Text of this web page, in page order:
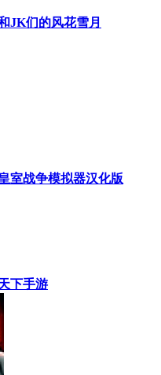
JK们的风花雪月
室战争模拟器汉化版
下手游